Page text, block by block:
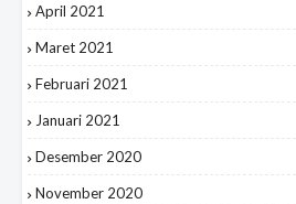
April 2021
Maret 2021
Februari 2021
Januari 2021
Desember 2020
November 2020